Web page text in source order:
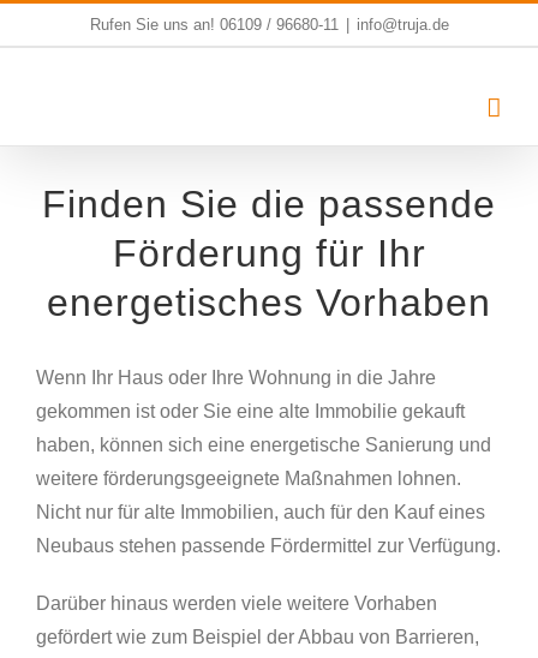
Inhalt
Rufen Sie uns an! 06109 / 96680-11 info@truja.de
Finden Sie die passende
Förderung für Ihr
energetisches Vorhaben
Wenn Ihr Haus oder Ihre Wohnung in die Jahre
gekommen ist oder Sie eine alte Immobilie gekauft
haben, können sich eine energetische Sanierung und
weitere förderungsgeeignete Maßnahmen lohnen.
Nicht nur für alte Immobilien, auch für den Kauf eines
Neubaus stehen passende Fördermittel zur Verfügung.
Darüber hinaus werden viele weitere Vorhaben
gefördert wie zum Beispiel der Abbau von Barrieren,